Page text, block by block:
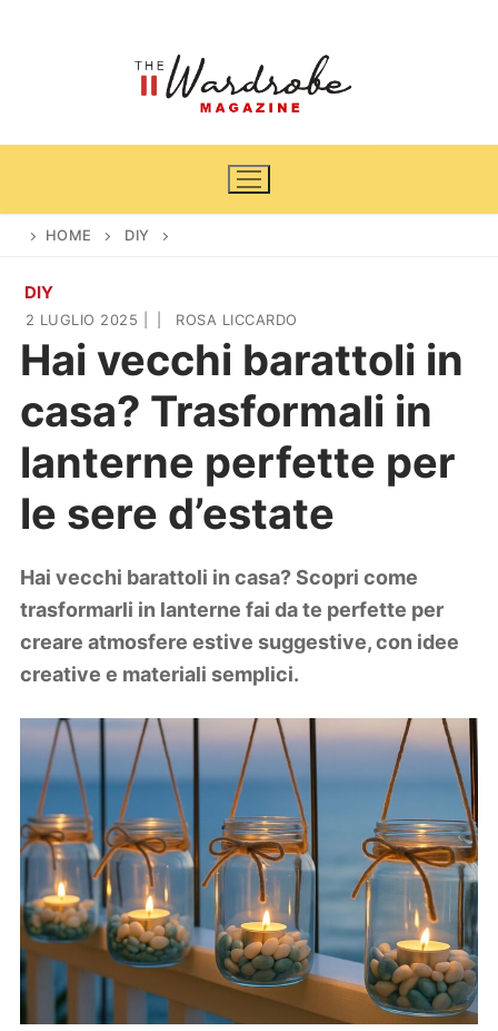
Home
News
Cinema e TV
Casa & Giardino
Arredamento
Piante e fiori
DIY
Lifestyle
Viaggi
HOME DIY
DIY
2 LUGLIO 2025 ROSA LICCARDO
Hai vecchi barattoli in
casa? Trasformali in
lanterne perfette per
le sere d’estate
Hai vecchi barattoli in casa? Scopri come
trasformarli in lanterne fai da te perfette per
creare atmosfere estive suggestive, con idee
creative e materiali semplici.